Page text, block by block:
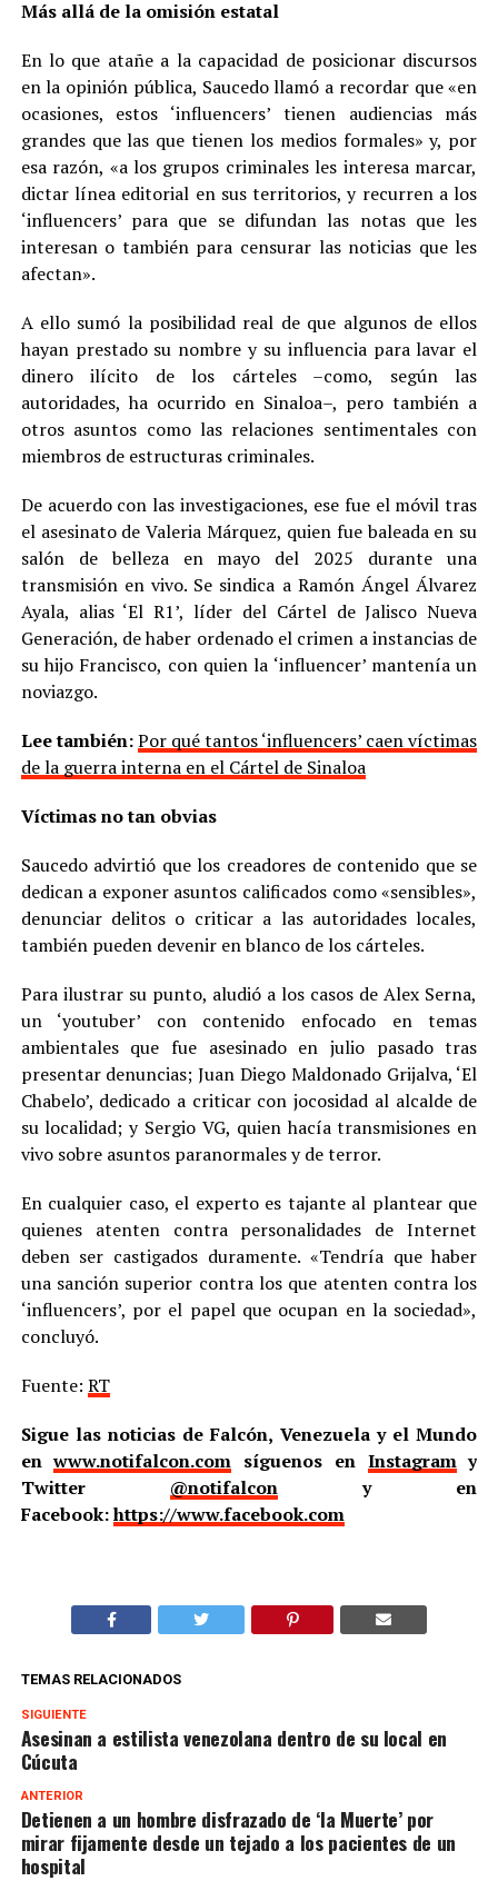
Más allá de la omisión estatal
En lo que atañe a la capacidad de posicionar discursos
en la opinión pública, Saucedo llamó a recordar que «en
ocasiones, estos ‘influencers’ tienen audiencias más
grandes que las que tienen los medios formales» y, por
esa razón, «a los grupos criminales les interesa marcar,
dictar línea editorial en sus territorios, y recurren a los
‘influencers’ para que se difundan las notas que les
interesan o también para censurar las noticias que les
afectan».
A ello sumó la posibilidad real de que algunos de ellos
hayan prestado su nombre y su influencia para lavar el
dinero ilícito de los cárteles –como, según las
autoridades, ha ocurrido en Sinaloa–, pero también a
otros asuntos como las relaciones sentimentales con
miembros de estructuras criminales.
De acuerdo con las investigaciones, ese fue el móvil tras
el asesinato de Valeria Márquez, quien fue baleada en su
salón de belleza en mayo del 2025 durante una
transmisión en vivo. Se sindica a Ramón Ángel Álvarez
Ayala, alias ‘El R1’, líder del Cártel de Jalisco Nueva
Generación, de haber ordenado el crimen a instancias de
su hijo Francisco, con quien la ‘influencer’ mantenía un
noviazgo.
Lee también:Por qué tantos ‘influencers’ caen víctimas
de la guerra interna en el Cártel de Sinaloa
Víctimas no tan obvias
Saucedo advirtió que los creadores de contenido que se
dedican a exponer asuntos calificados como «sensibles»,
denunciar delitos o criticar a las autoridades locales,
también pueden devenir en blanco de los cárteles.
Para ilustrar su punto, aludió a los casos de Alex Serna,
un ‘youtuber’ con contenido enfocado en temas
ambientales que fue asesinado en julio pasado tras
presentar denuncias; Juan Diego Maldonado Grijalva, ‘El
Chabelo’, dedicado a criticar con jocosidad al alcalde de
su localidad; y Sergio VG, quien hacía transmisiones en
vivo sobre asuntos paranormales y de terror.
En cualquier caso, el experto es tajante al plantear que
quienes atenten contra personalidades de Internet
deben ser castigados duramente. «Tendría que haber
una sanción superior contra los que atenten contra los
‘influencers’, por el papel que ocupan en la sociedad»,
concluyó.
Fuente: RT
Sigue las noticias de Falcón, Venezuela y el Mundo
enwww.notifalcon.com síguenos en Instagramy
Twitter @notifalcony en
Facebook:https://www.facebook.com
TEMAS RELACIONADOS
SIGUIENTE
Asesinan a estilista venezolana dentro de su local en
Cúcuta
ANTERIOR
Detienen a un hombre disfrazado de ‘la Muerte’ por
mirar fijamente desde un tejado a los pacientes de un
hospital